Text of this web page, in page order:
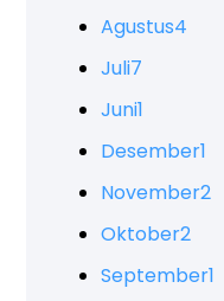
Agustus4
Juli7
Juni1
Desember1
November2
Oktober2
September1